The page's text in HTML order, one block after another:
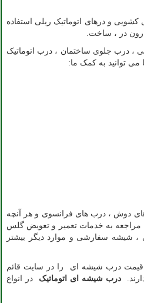
و درهای اتوماتیک ریلی استفاده
در ، ساخت.
، درب جلوی ساختمان ، درب اتوماتیک
می توانید به کمک ما:
دوش ، درب های فرانسوی و هر آنچه
مراجعه به خدمات تعمیر و تعویض گلس
، شیشه سفارشی و موارد دیگر بیشتر
قیمت درب شیشه ای را در سایت قائم
درب شیشه ای اتوماتیک در انواع